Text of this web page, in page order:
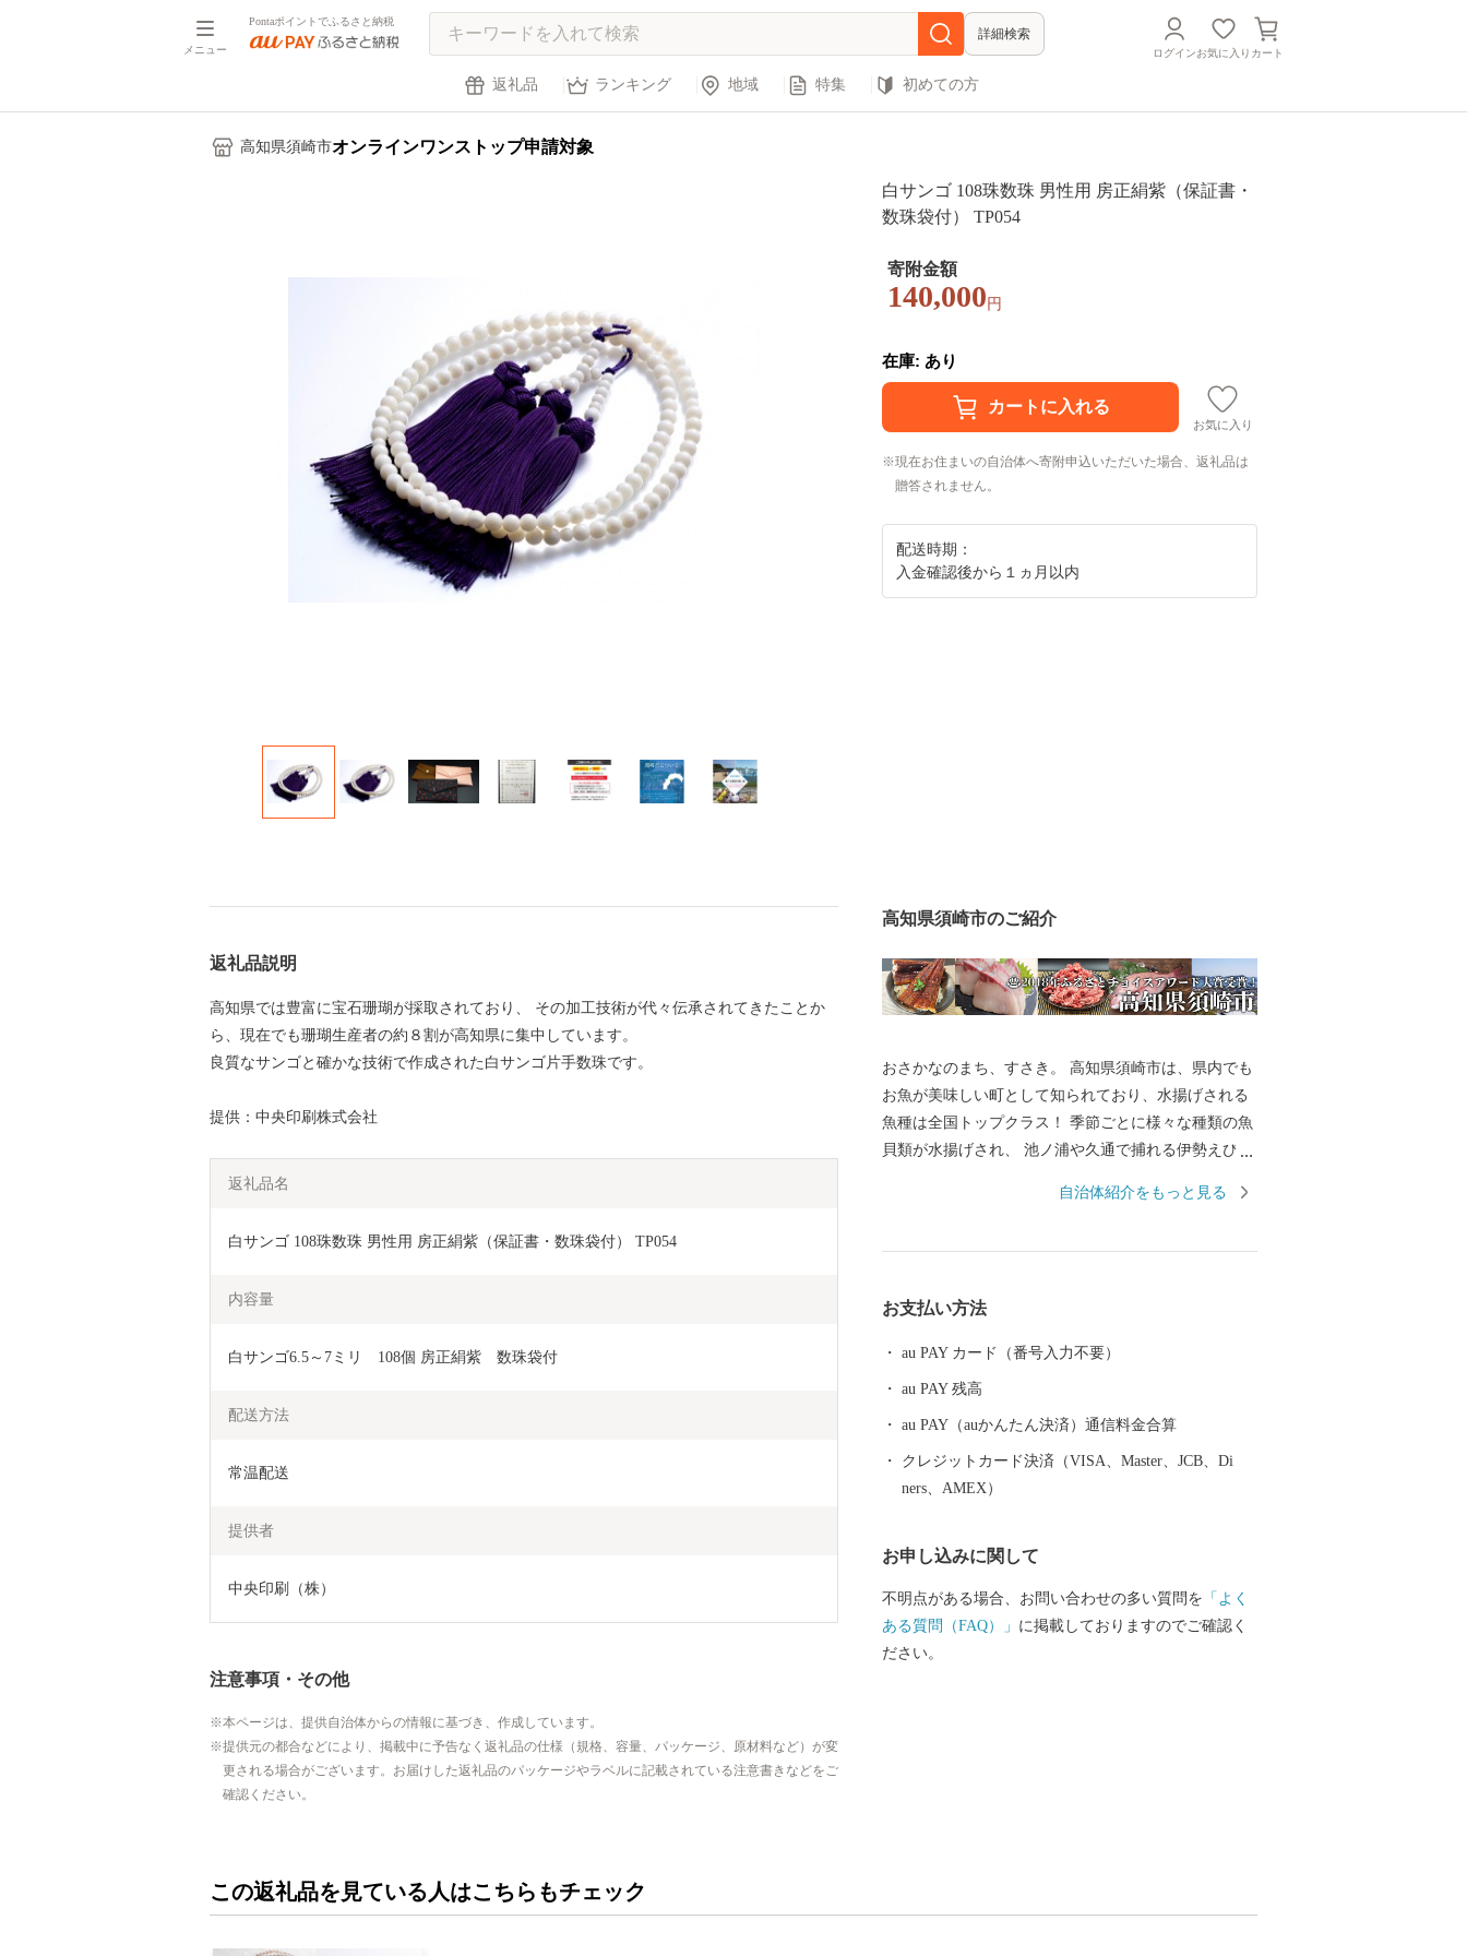
メニュー
Pontaポイントでふるさと納税
詳細検索
ログインお気に入り カート
返礼品 ランキング 地域 特集 初めての方
高知県須崎市オンラインワンストップ申請対象
白サンゴ 108珠数珠 男性用 房正絹紫（保証書・
数珠袋付） TP054
寄附金額
140,000 円
在庫: あり
お気に入り
現在お住まいの自治体へ寄附申込いただいた場合、返礼品は
贈答されません。
配送時期：
入金確認後から１ヵ月以内
返礼品説明
高知県では豊富に宝石珊瑚が採取されており、 その加工技術が代々伝承されてきたことか
ら、現在でも珊瑚生産者の約８割が高知県に集中しています。
良質なサンゴと確かな技術で作成された白サンゴ片手数珠です。
提供：中央印刷株式会社
返礼品名
白サンゴ 108珠数珠 男性用 房正絹紫（保証書・数珠袋付） TP054
内容量
白サンゴ6.5～7ミリ　108個 房正絹紫　数珠袋付
配送方法
常温配送
提供者
中央印刷（株）
注意事項・その他
本ページは、提供自治体からの情報に基づき、作成しています。
提供元の都合などにより、掲載中に予告なく返礼品の仕様（規格、容量、パッケージ、原材料など）が変
更される場合がございます。お届けした返礼品のパッケージやラベルに記載されている注意書きなどをご
確認ください。
高知県須崎市のご紹介
おさかなのまち、すさき。 高知県須崎市は、県内でも
お魚が美味しい町として知られており、水揚げされる
魚種は全国トップクラス！ 季節ごとに様々な種類の魚
貝類が水揚げされ、 池ノ浦や久通で捕れる伊勢えび
定で食べられるメジカの刺身も人気を集め、鮮度抜群
関して 須崎商工会議所 TEL：0889-59-0529 MAIL：s-f
0-1325 MAIL：info@susaki-furusato.com
自治体紹介をもっと見る
お支払い方法
au PAY カード（番号入力不要）
au PAY 残高
au PAY（auかんたん決済）通信料金合算
クレジットカード決済（VISA、Master、JCB、Di
ners、AMEX）
お申し込みに関して
不明点がある場合、お問い合わせの多い質問を 「よく
ある質問（FAQ）」 に掲載しておりますのでご確認く
ださい。
この返礼品を見ている人はこちらもチェック